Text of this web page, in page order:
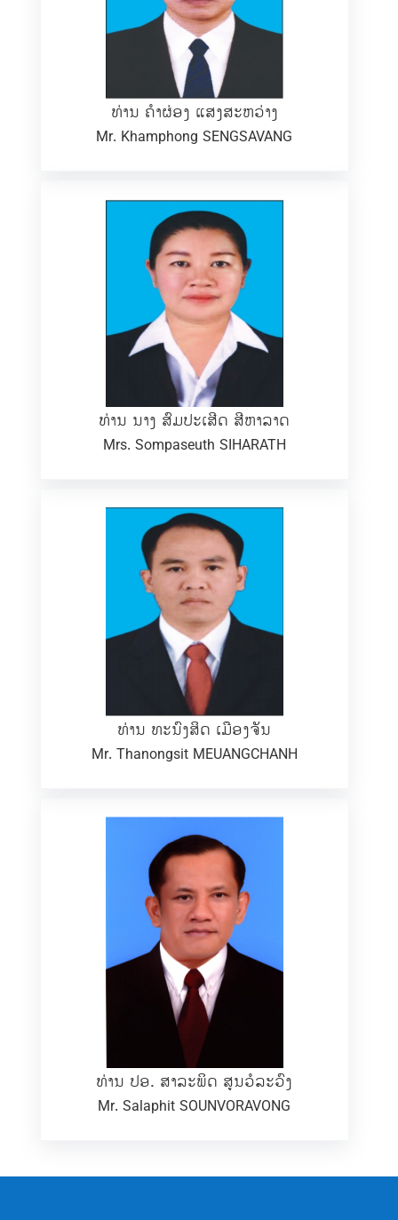
ທ່ານ ຄຳຜ່ອງ ແສງສະຫວ່າງ
Mr. Khamphong SENGSAVANG
ທ່ານ ນາງ ສົມປະເສີດ ສີຫາລາດ
Mrs. Sompaseuth SIHARATH
ທ່ານ ທະນົງສິດ ເມືອງຈັນ
Mr. Thanongsit MEUANGCHANH
ທ່ານ ປອ. ສາລະພິດ ສູນວໍລະວົງ
Mr. Salaphit SOUNVORAVONG